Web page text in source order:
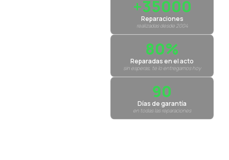
+35000
Reparaciones
realizadas desde 2004
80%
Reparadas en el acto
sin esperas, te lo entregamos hoy
90
Días de garantía
en todas las reparaciones